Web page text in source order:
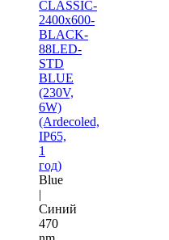
CLASSIC-
2400x600-
BLACK-
88LED-
STD
BLUE
(230V,
6W)
(Ardecoled,
IP65,
1
год)
Blue
|
Синий
470